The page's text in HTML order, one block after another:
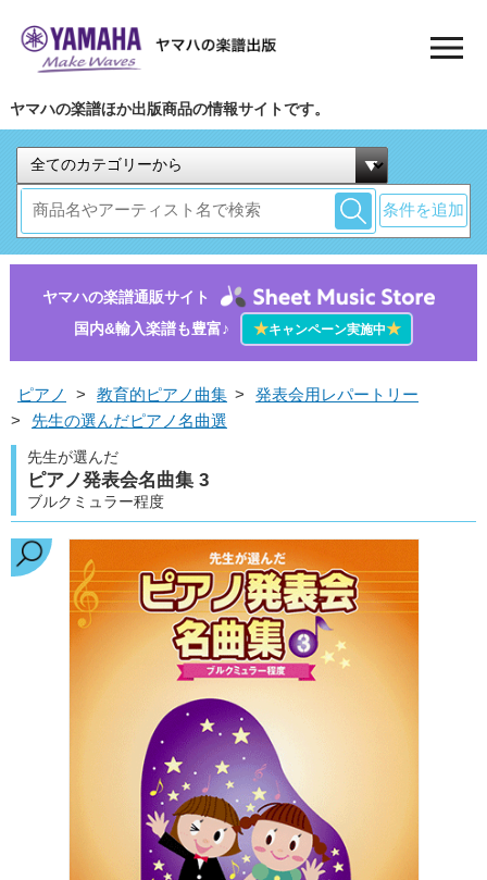
ヤマハの楽譜ほか出版商品の情報サイトです。
条件を追加
ヤマハの楽譜通販サイト
国内&輸入楽譜も豊富♪
★キャンペーン実施中★
ピアノ > 教育的ピアノ曲集 >
発表会用レパートリー
>
先生の選んだピアノ名曲選
先生が選んだ
ピアノ発表会名曲集 3
ブルクミュラー程度